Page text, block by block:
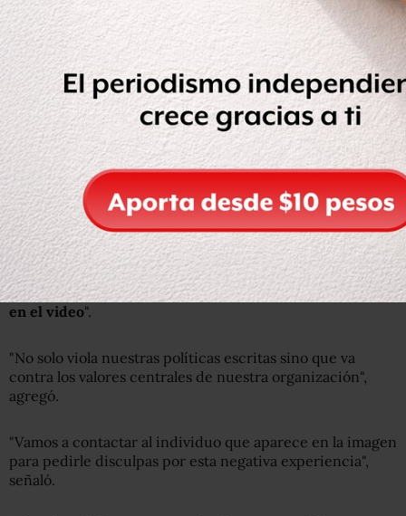
Getty Images
Un grupo de ayuda a personas sin hogar instaló una
protesta frente a Dunkin’ Donuts el lunes.
Y una acción para recaudar dinero en Go Fund Me para
conseguirle US$150 superaba los US$6.000 el martes.
La dueña de la sucursal, Kimberly Wolak, dijo: " Nos
sentimos extremadamente perturbados por el
comportamiento de nuestros empleados que aparecen
en el video".
"No solo viola nuestras políticas escritas sino que va
contra los valores centrales de nuestra organización",
agregó.
"Vamos a contactar al individuo que aparece en la imagen
para pedirle disculpas por esta negativa experiencia",
señaló.